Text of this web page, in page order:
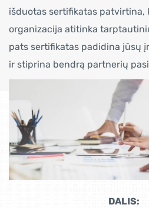
išduotas sertifikatas patvirtina,
organizacija atitinka
pats sertifikatas padidina jūsų
ir stiprina bendrą partnerių
DALIS: